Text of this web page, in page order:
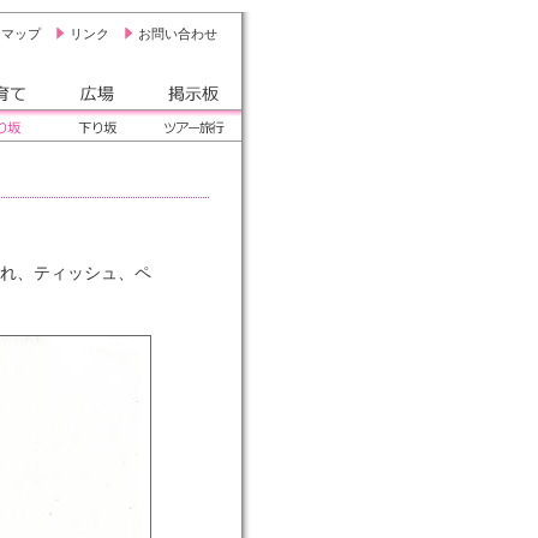
広場 掲示板
ップ リンク お問い合わせ
、ティッシュ、ペ